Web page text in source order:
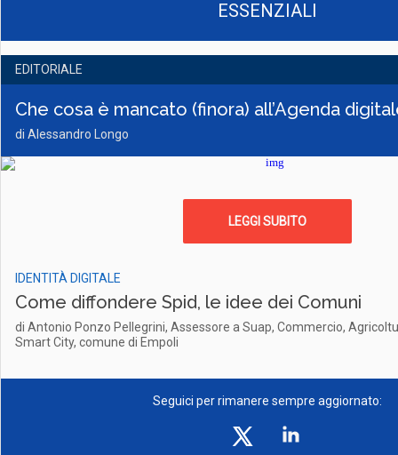
ESSENZIALI
EDITORIALE
Che cosa è mancato (finora) all’Agenda
di Alessandro Longo
LEGGI SUBITO
IDENTITÀ DIGITALE
Come diffondere Spid, le idee dei Comuni
di Antonio Ponzo Pellegrini, Assessore a Suap, Commercio,
Smart City, comune di Empoli
Seguici per rimanere sempre aggiornato: